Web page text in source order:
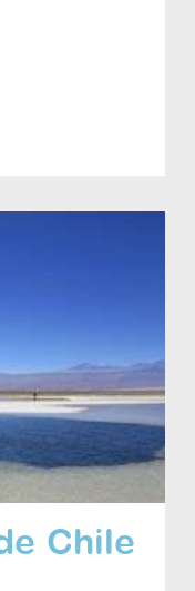
Chile